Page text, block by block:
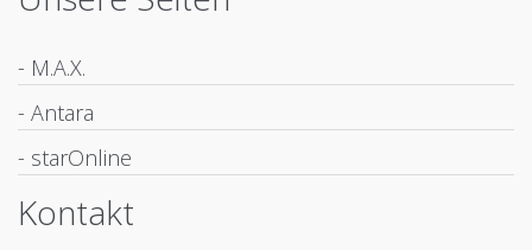
- M.A.X.
- Antara
- starOnline
Kontakt